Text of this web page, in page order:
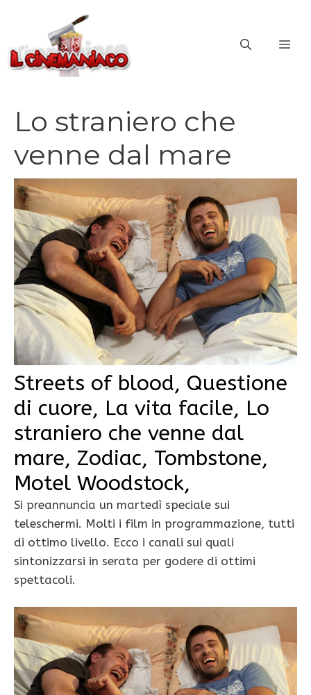
contenuto
Lo straniero che
venne dal mare
Streets of blood, Questione
di cuore, La vita facile, Lo
straniero che venne dal
mare, Zodiac, Tombstone,
Motel Woodstock,
Si preannuncia un martedì speciale sui
teleschermi. Molti i film in programmazione, tutti
di ottimo livello. Ecco i canali sui quali
sintonizzarsi in serata per godere di ottimi
spettacoli.